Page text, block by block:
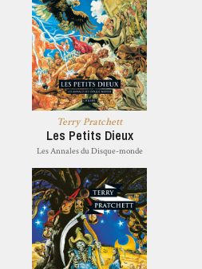
Terry Pratchett
Les Petits Dieux
Les Annales du Disque-monde